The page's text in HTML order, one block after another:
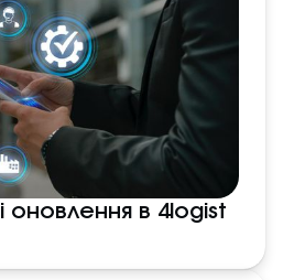
оновлення в 4logist